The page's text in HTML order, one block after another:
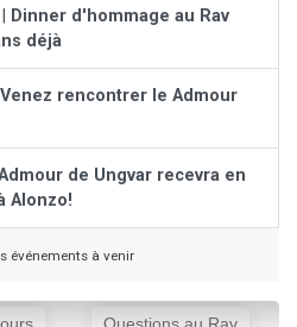
Dinner d'hommage au Rav
déjà
Venez rencontrer le Admour
de Ungvar recevra en
Alonzo!
événements à venir